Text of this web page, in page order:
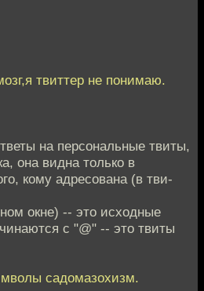
твиттер не понимаю.
на персональные твиты,
она видна только в
кому адресована (в тви-
окне) -- это исходные
с "@" -- это твиты
садомазохизм.